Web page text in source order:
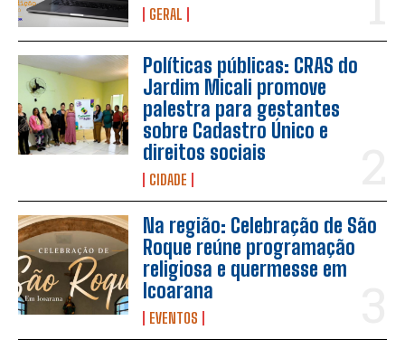
GERAL
Políticas públicas: CRAS do
Jardim Micali promove
palestra para gestantes
sobre Cadastro Único e
direitos sociais
CIDADE
Na região: Celebração de São
Roque reúne programação
religiosa e quermesse em
Icoarana
EVENTOS